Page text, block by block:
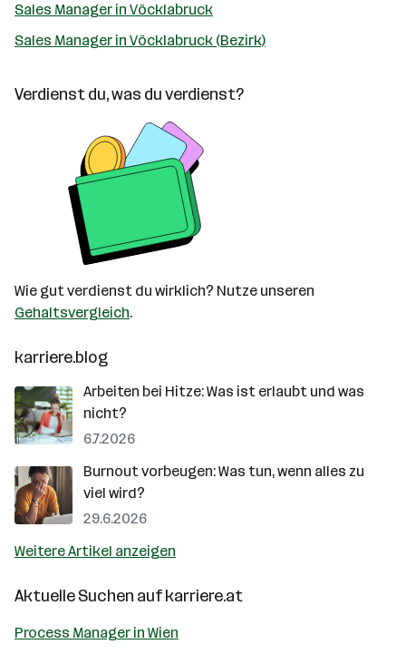
Sales Manager in Vöcklabruck
Sales Manager in Vöcklabruck (Bezirk)
Verdienst du, was du verdienst?
Wie gut verdienst du wirklich? Nutze unseren
Gehaltsvergleich.
karriere.blog
Arbeiten bei Hitze: Was ist erlaubt und was
nicht?
6.7.2026
Burnout vorbeugen: Was tun, wenn alles zu
viel wird?
29.6.2026
Weitere Artikel anzeigen
Aktuelle Suchen aufkarriere.at
Process Manager in Wien